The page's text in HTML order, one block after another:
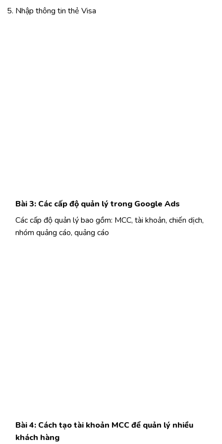
Nhập thông tin thẻ Visa
Bài 3: Các cấp độ quản lý trong Google Ads
Các cấp độ quản lý bao gồm: MCC, tài khoản, chiến dịch,
nhóm quảng cáo, quảng cáo
Bài 4: Cách tạo tài khoản MCC để quản lý nhiều
khách hàng